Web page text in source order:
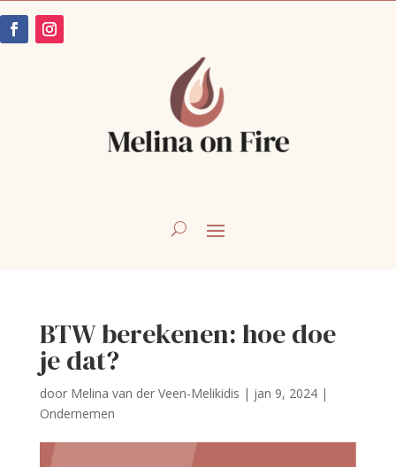
BTW berekenen: hoe doe
je dat?
door Melina van der Veen-Melikidis | jan 9, 2024|
Ondernemen